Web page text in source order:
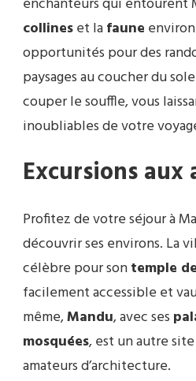
collineset lafaune
opportunités pour des
paysages au coucher du
couper le souffle, vous
inoubliables de votre
Excursions
Profitez de votre séjour à
découvrir ses environs. La
célèbre pour sontemple
facilement accessible et
même,Mandu, avec ses
mosquées, est un autre
amateurs d’architecture.